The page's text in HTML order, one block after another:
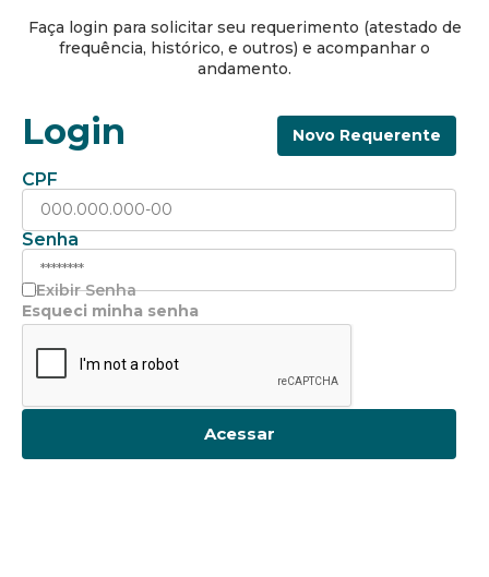
Faça login para solicitar seu requerimento (atestado de
frequência, histórico, e outros) e acompanhar o
andamento.
Login Novo Requerente
CPF
Senha
Exibir Senha
Esqueci minha senha
Acessar